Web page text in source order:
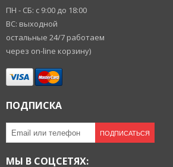
ПН - СБ: с 9:00 до 18:00
ВС: выходной
остальные 24/7 работаем
через on-line корзину)
ПОДПИСКА
ПОДПИСАТЬСЯ
МЫ В СОЦСЕТЯХ: